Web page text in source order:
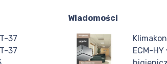
37
37
Wiadomości
ECM-